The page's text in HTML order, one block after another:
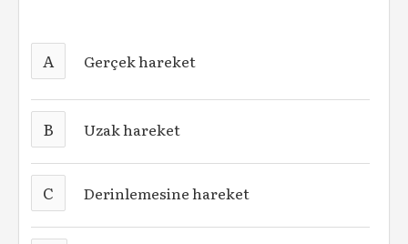
A Gerçek hareket
B Uzak hareket
C Derinlemesine hareket